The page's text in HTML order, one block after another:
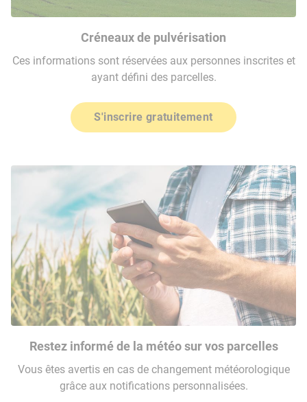
Créneaux de pulvérisation
Ces informations sont réservées aux personnes inscrites et
ayant défini des parcelles.
S'inscrire gratuitement
Restez informé de la météo sur vos parcelles
Vous êtes avertis en cas de changement météorologique
grâce aux notifications personnalisées.